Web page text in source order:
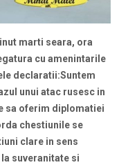
marti seara, ora
cu amenintarile
declaratii:Suntem
unui atac rusesc in
sa oferim diplomatiei
chestiunile se
clare in sens
suveranitate si